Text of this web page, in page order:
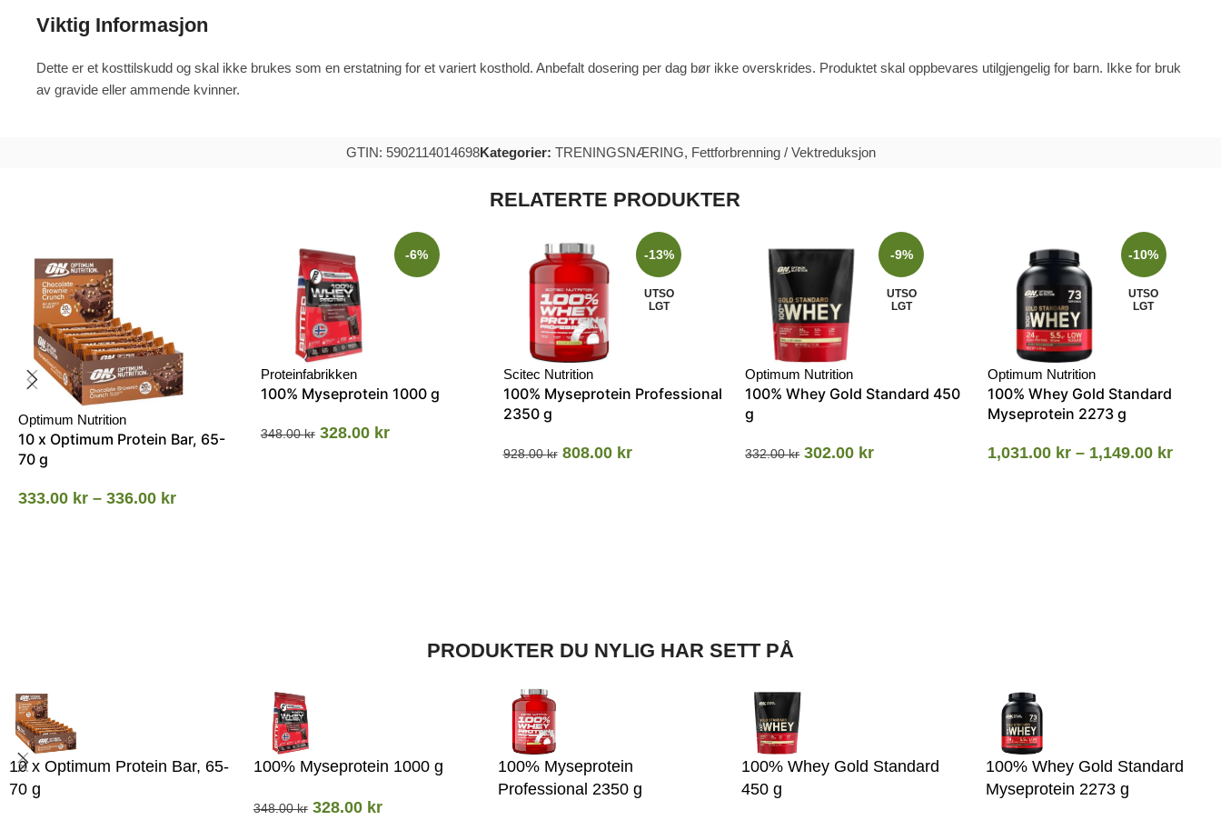
Viktig Informasjon
Dette er et kosttilskudd og skal ikke brukes som en erstatning for et variert kosthold. Anbefalt dosering per dag bør ikke overskrides. Produktet skal oppbevares utilgjengelig for barn. Ikke for bruk
av gravide eller ammende kvinner.
GTIN: 5902114014698Kategorier: TRENINGSNÆRING, Fettforbrenning / Vektreduksjon
RELATERTE PRODUKTER
Optimum Nutrition
10 x Optimum Protein Bar, 65-
70 g
333.00 kr – 336.00 kr
-6%
Proteinfabrikken
100% Myseprotein 1000 g
348.00kr 328.00 kr
-13%
UTSO
LGT
Scitec Nutrition
100% Myseprotein Professional
2350 g
928.00kr 808.00 kr
-9%
UTSO
LGT
Optimum Nutrition
100% Whey Gold Standard 450
g
332.00kr 302.00 kr
-10%
UTSO
LGT
Optimum Nutrition
100% Whey Gold Standard
Myseprotein 2273 g
1,031.00 kr – 1,149.00 kr
PRODUKTER DU NYLIG HAR SETT PÅ
10 x Optimum Protein Bar, 65-
70 g
100% Myseprotein 1000 g
348.00kr 328.00 kr
100% Myseprotein
Professional 2350 g
100% Whey Gold Standard
450 g
100% Whey Gold Standard
Myseprotein 2273 g